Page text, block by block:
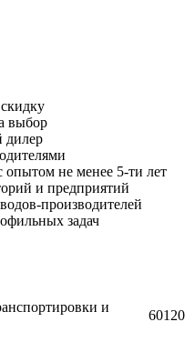
выбор
дилер
не менее 5-ти лет
и предприятий
производителей
задач
и
60120